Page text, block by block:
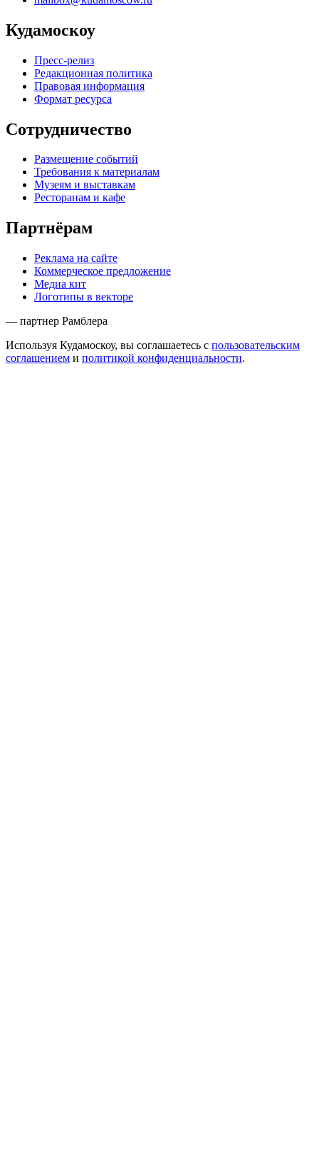
Кудамоскоу
Пресс-релиз
Редакционная политика
Правовая информация
Формат ресурса
Сотрудничество
Размещение событий
Требования к материалам
Музеям и выставкам
Ресторанам и кафе
Партнёрам
Реклама на сайте
Коммерческое предложение
Медиа кит
Логотипы в векторе
— партнер Рамблера
Используя Кудамоскоу, вы соглашаетесь с пользовательским
соглашением и политикой конфиденциальности.